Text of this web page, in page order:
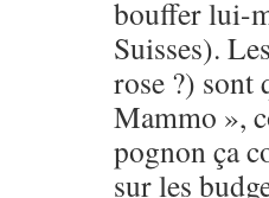
bouffer lui-
Suisses).
rose ?) sont
Mammo »,
pognon ça
sur les